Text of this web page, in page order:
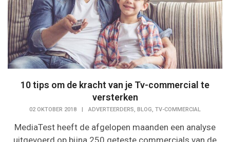
10 tips om de kracht van je Tv-commercial te
versterken
02 OKTOBER 2018 | ADVERTEERDERS, BLOG, TV-COMMERCIAL
MediaTest heeft de afgelopen maanden een analyse
uitgevoerd op bijna 250 geteste commercials van de